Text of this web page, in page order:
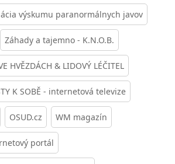
výskumu paranormálnych javov
Záhady a tajemno - K.N.O.B.
HVĚZDÁCH & LIDOVÝ LÉČITEL
K SOBĚ - internetová televize
OSUD.cz WM magazín
portál